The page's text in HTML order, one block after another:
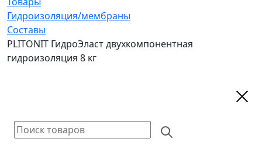
Гидроизоляция/мембраны
Составы
PLITONIT ГидроЭласт двухкомпонентная
гидроизоляция 8 кг